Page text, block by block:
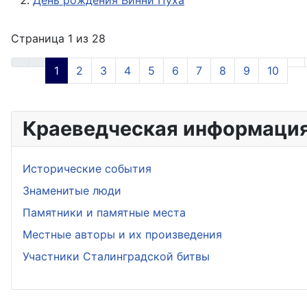
Страница 1 из 28
1 2 3 4 5 6 7 8 9 10
Краеведческая
Исторические события
Знаменитые люди
Памятники и памятные места
Местные авторы и их произведения
Участники Сталинградской битвы